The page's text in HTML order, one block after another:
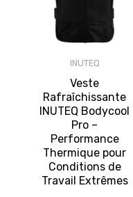
INUTEQ
Veste
Rafraîchissante
INUTEQ Bodycool
Pro –
Performance
Thermique pour
Conditions de
Travail Extrêmes